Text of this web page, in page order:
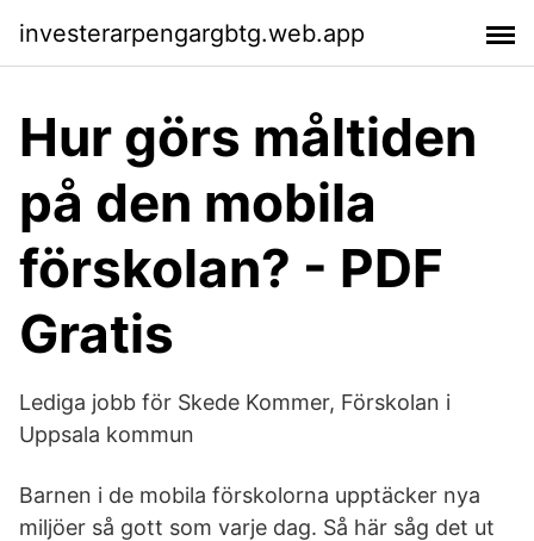
investerarpengargbtg.web.app
Hur görs måltiden
på den mobila
förskolan? - PDF
Gratis
Lediga jobb för Skede Kommer, Förskolan i
Uppsala kommun
Barnen i de mobila förskolorna upptäcker nya
miljöer så gott som varje dag. Så här såg det ut